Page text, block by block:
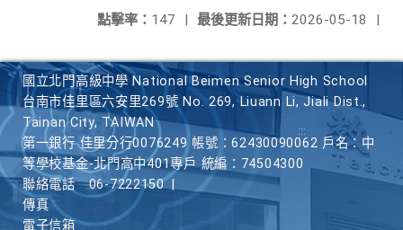
最後更新日期： 2026-05-18 |
點擊率： 147 |
國立北門高級中學 National Beimen Senior High School
台南市佳里區六安里269號 No. 269, Liuann Li, Jiali Dist.,
Tainan City, TAIWAN
第一銀行 佳里分行0076249 帳號：62430090062 戶名：中
等學校基金-北門高中401專戶 統編：74504300
聯絡電話
06-7222150
傳真
電子信箱